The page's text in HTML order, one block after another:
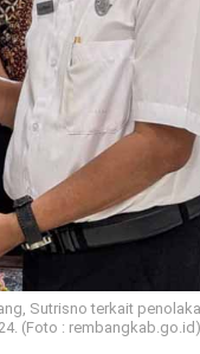
Sutrisno terkait
(Foto : rembangkab.go.id)